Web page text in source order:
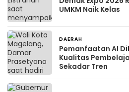
UMKM Naik Kelas
DAERAH
Pemanfaatan AI
Kualitas
Sekadar Tren